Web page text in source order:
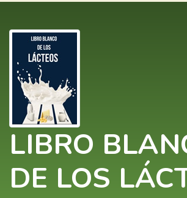
LIBRO
DE LOS